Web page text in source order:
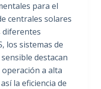
para el
centrales solares
diferentes
los sistemas de
destacan
a alta
la eficiencia de